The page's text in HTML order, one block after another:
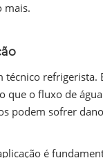
mais.
refrigerista.
que o fluxo de
podem sofrer
é